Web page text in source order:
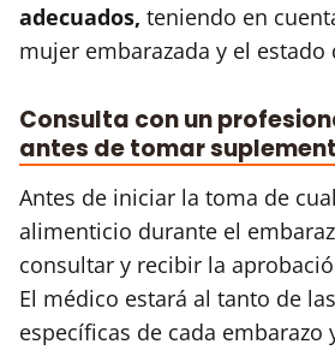
adecuados, teniendo en
mujer embarazada y el estado
Consulta con un
antes de tomar
Antes de iniciar la toma de
alimenticio durante el
consultar y recibir la
El médico estará al tanto de
específicas de cada embarazo